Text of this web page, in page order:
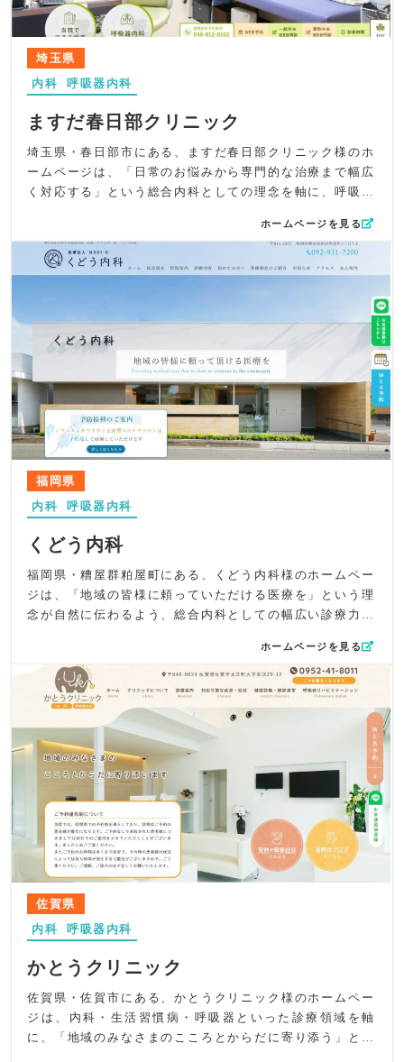
吸器内科の知識をわかりやすく整理し、とくに“咳”を中心
に診療の流れや考え方を紹介。ピクトグラムアイコンを用
いて診療内容を視覚的に理解しやすくし、専門的な内容で
も迷わず目的の情報にたどり着けるよう工夫しました。
UI/UX設計では、サイドタブに「WEB予約」を常時固定
シンプルで直感的に操作しやすい設計とし、必要な情報が
ストレスなく取得できるよう動線を最適化しています。
SEO対策としては、「磯子区」「杉田駅」「内科」「呼吸
器内科」「咳」など地域名×診療科キーワードを適切に配
である強みが伝わるようメタ情報を最適化しました。
全体を通して、いそご内科・呼吸器内科様の“深い知識と技
術、慈しみの心で患者様に笑顔を”という理念を、デザイン
埼玉県
内科
呼吸器内科
ますだ春日部クリニック
埼玉県・春日部市にある、ますだ春日部クリニック様のホ
ームページは、「日常のお悩みから専門的な治療まで幅広
く対応する」という総合内科としての理念を軸に、呼吸器
感を両立する構成で制作しました。急性疾患から慢性疾
患、生活習慣病、そして呼吸器疾患まで幅広く診療するク
リニックの特徴が自然と伝わるよう、視覚面・情報設計の
デザイン面では、ロゴの三つ葉をベースに、柔らかいグリ
ーンを基調とした落ち着きある世界観を統一。木漏れ日の
差し込む明るい待合室や清潔感ある診療室の写真をトップ
に配置し、“安心して通えるクリニック”という印象を強く
演出しています。背景には方眼紙風のテクスチャを用い、
親しみやすさと清潔感をバランス良く表現。診療案内には
ピクトグラム風イラストを採用し、症状や診療内容が直感
的に理解できる工夫を取り入れました。
コンテンツ面では、「病名」「症状」「目的」から探せる
タブ構成を採用し、幅広い診療内容でも迷わず目的のペー
ジへ辿り着けるよう配慮。総合内科・呼吸器内科としての
して受診を決められるよう意識しています。
UI/UXでは、「LINE」「WEB予約」「WEB問診」「診療
時間」を常時固定タブとして表示し、どのページからでも
スムーズに行動につながる導線を確保。健康診断専用ダイ
スできる利便性の高い設計としました。グロナビでは各項
目のタイトルを視認性高く表記し、幅広いコンテンツを整
理された印象でまとめています。
SEOでは、「春日部市」「呼吸器内科」「内科」「アレル
ギー科」「生活習慣病」など、地域名と診療内容を組み合
わせた重要キーワードを適切に配置。喘息、肺炎、禁煙外
来、胃腸炎、高血圧や糖尿病といった検索ニーズの高い語
句も盛り込み、専門性と地域密着型の医療機関であること
を正確に伝える構成としました。
全体として、ますだ春日部クリニック様が持つ「総合力の
高い内科」そして「呼吸器内科としての専門性」を視覚と
情報の両面からわかりやすく表現したホームページとなっ
ています。地域の皆さまが気軽に相談できる、頼れる医療
機関としての魅力がしっかり伝わる設計です。
ホームページを見る
福岡県
内科
呼吸器内科
くどう内科
福岡県・糟屋群粕屋町にある、くどう内科様のホームペー
ジは、「地域の皆様に頼っていただける医療を」という理
念が自然に伝わるよう、総合内科としての幅広い診療力と
ます。院長が地元で培ってきた経験や想いを過不足なく紹
介し、急病から慢性疾患まで幅広く診る安心感と、呼吸器
疾患に強いクリニックであることをシンプルに伝える内容
にまとめました。
デザイン面では、清潔感ある外観と温もりのある内観写真
を効果的に配置し、スカイブルーを基調としたやさしいト
ーンで爽やかさと安心感を演出。呼吸器内科に力を入れて
いるクリニックとして、低線量CTを用いた肺がん検診の導
入を視覚的にわかりやすく訴求しました。装飾はシンプル
に抑えつつも、柔らかい印象を損なわないよう細部の余白
や色調に配慮しています。
コンテンツ面では、特に「咳の診療」に注力している点を
トップページで大きく訴求。「こんな咳の症状ありません
か？」といった症状別アプローチにより、ユーザーが自身
の悩みに自然に気づき、必要な情報にすぐにたどり着ける
れまでの経験を丁寧に掲載し、地域に根ざしたクリニック
であることを印象づけています。
UI/UXの観点では、LINE・ウェブ予約への導線を固定サイ
ドタブで常時表示し、迷わずアクセスできる工夫を採用。
ホームページを見る
佐賀県
内科
呼吸器内科
かとうクリニック
佐賀県・佐賀市にある、かとうクリニック様のホームペー
ジは、内科・生活習慣病・呼吸器といった診療領域を軸
に、「地域のみなさまのこころとからだに寄り添う」とい